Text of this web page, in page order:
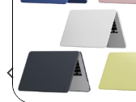
Trọng lượng: 220